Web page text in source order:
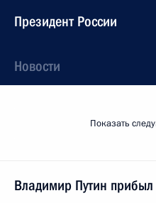
Президент России
Новости
Показать
Владимир Путин